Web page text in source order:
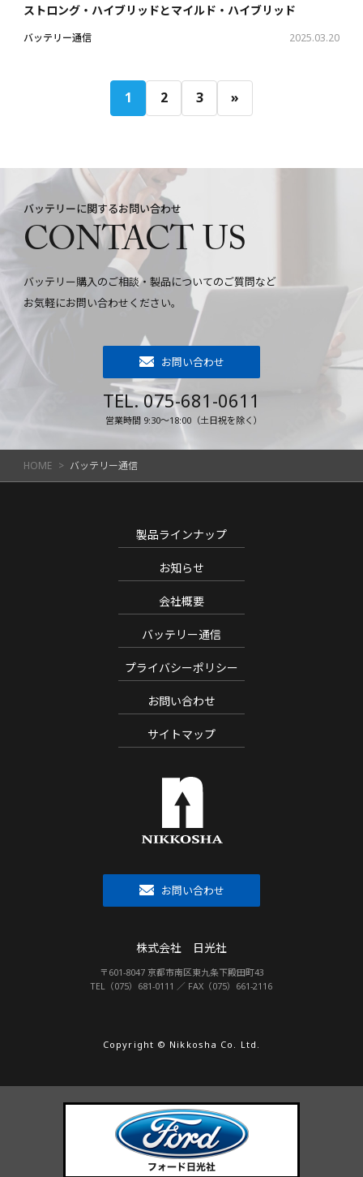
ストロング・ハイブリッドとマイルド・ハイブリッド
バッテリー通信 2025.03.20
1 2 3 »
バッテリーに関するお問い合わせ
CONTACT US
バッテリー購入のご相談・製品についてのご質問など
お気軽にお問い合わせください。
お問い合わせ
TEL. 075-681-0611
営業時間 9:30～18:00（土日祝を除く）
HOME バッテリー通信
お問い合わせ
株式会社 日光社
〒601-8047 京都市南区東九条下殿田町43
TEL（075）681-0111 ／ FAX（075）661-2116
製品ラインナップ
お知らせ
会社概要
バッテリー通信
プライバシーポリシー
お問い合わせ
サイトマップ
Copyright © Nikkosha Co. Ltd.